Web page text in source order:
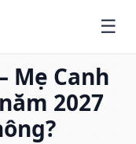
Mẹ Canh
2027